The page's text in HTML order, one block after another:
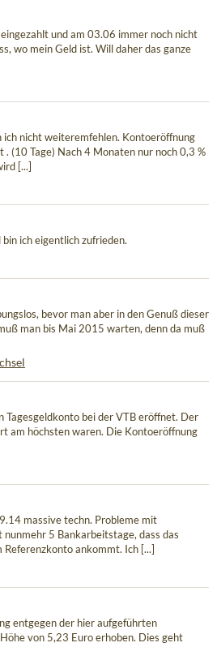
und am 03.06 immer noch nicht
wo mein Geld ist. Will daher das ganze
ich nicht weiteremfehlen. Kontoeröffnung
(10 Tage) Nach 4 Monaten nur noch 0,3 %
[...]
ich eigentlich zufrieden.
bevor man aber in den Genuß dieser
man bis Mai 2015 warten, denn da muß
Tagesgeldkonto bei der VTB eröffnet. Der
am höchsten waren. Die Kontoeröffnung
massive techn. Probleme mit
5 Bankarbeitstage, dass das
ankommt. Ich [...]
entgegen der hier aufgeführten
von 5,23 Euro erhoben. Dies geht